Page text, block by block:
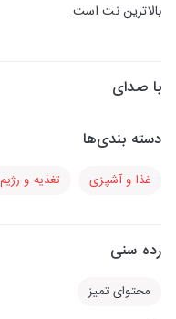
بالاترین نت است.
با صدای
دسته بندی‌ها
غذا و آشپزی تغذیه و
رده سنی
محتوای تمیز